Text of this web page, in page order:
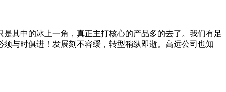
其中的冰上一角，真正主打核心的产品多的去了。我们有足
与时俱进！发展刻不容缓，转型稍纵即逝。高远公司也知